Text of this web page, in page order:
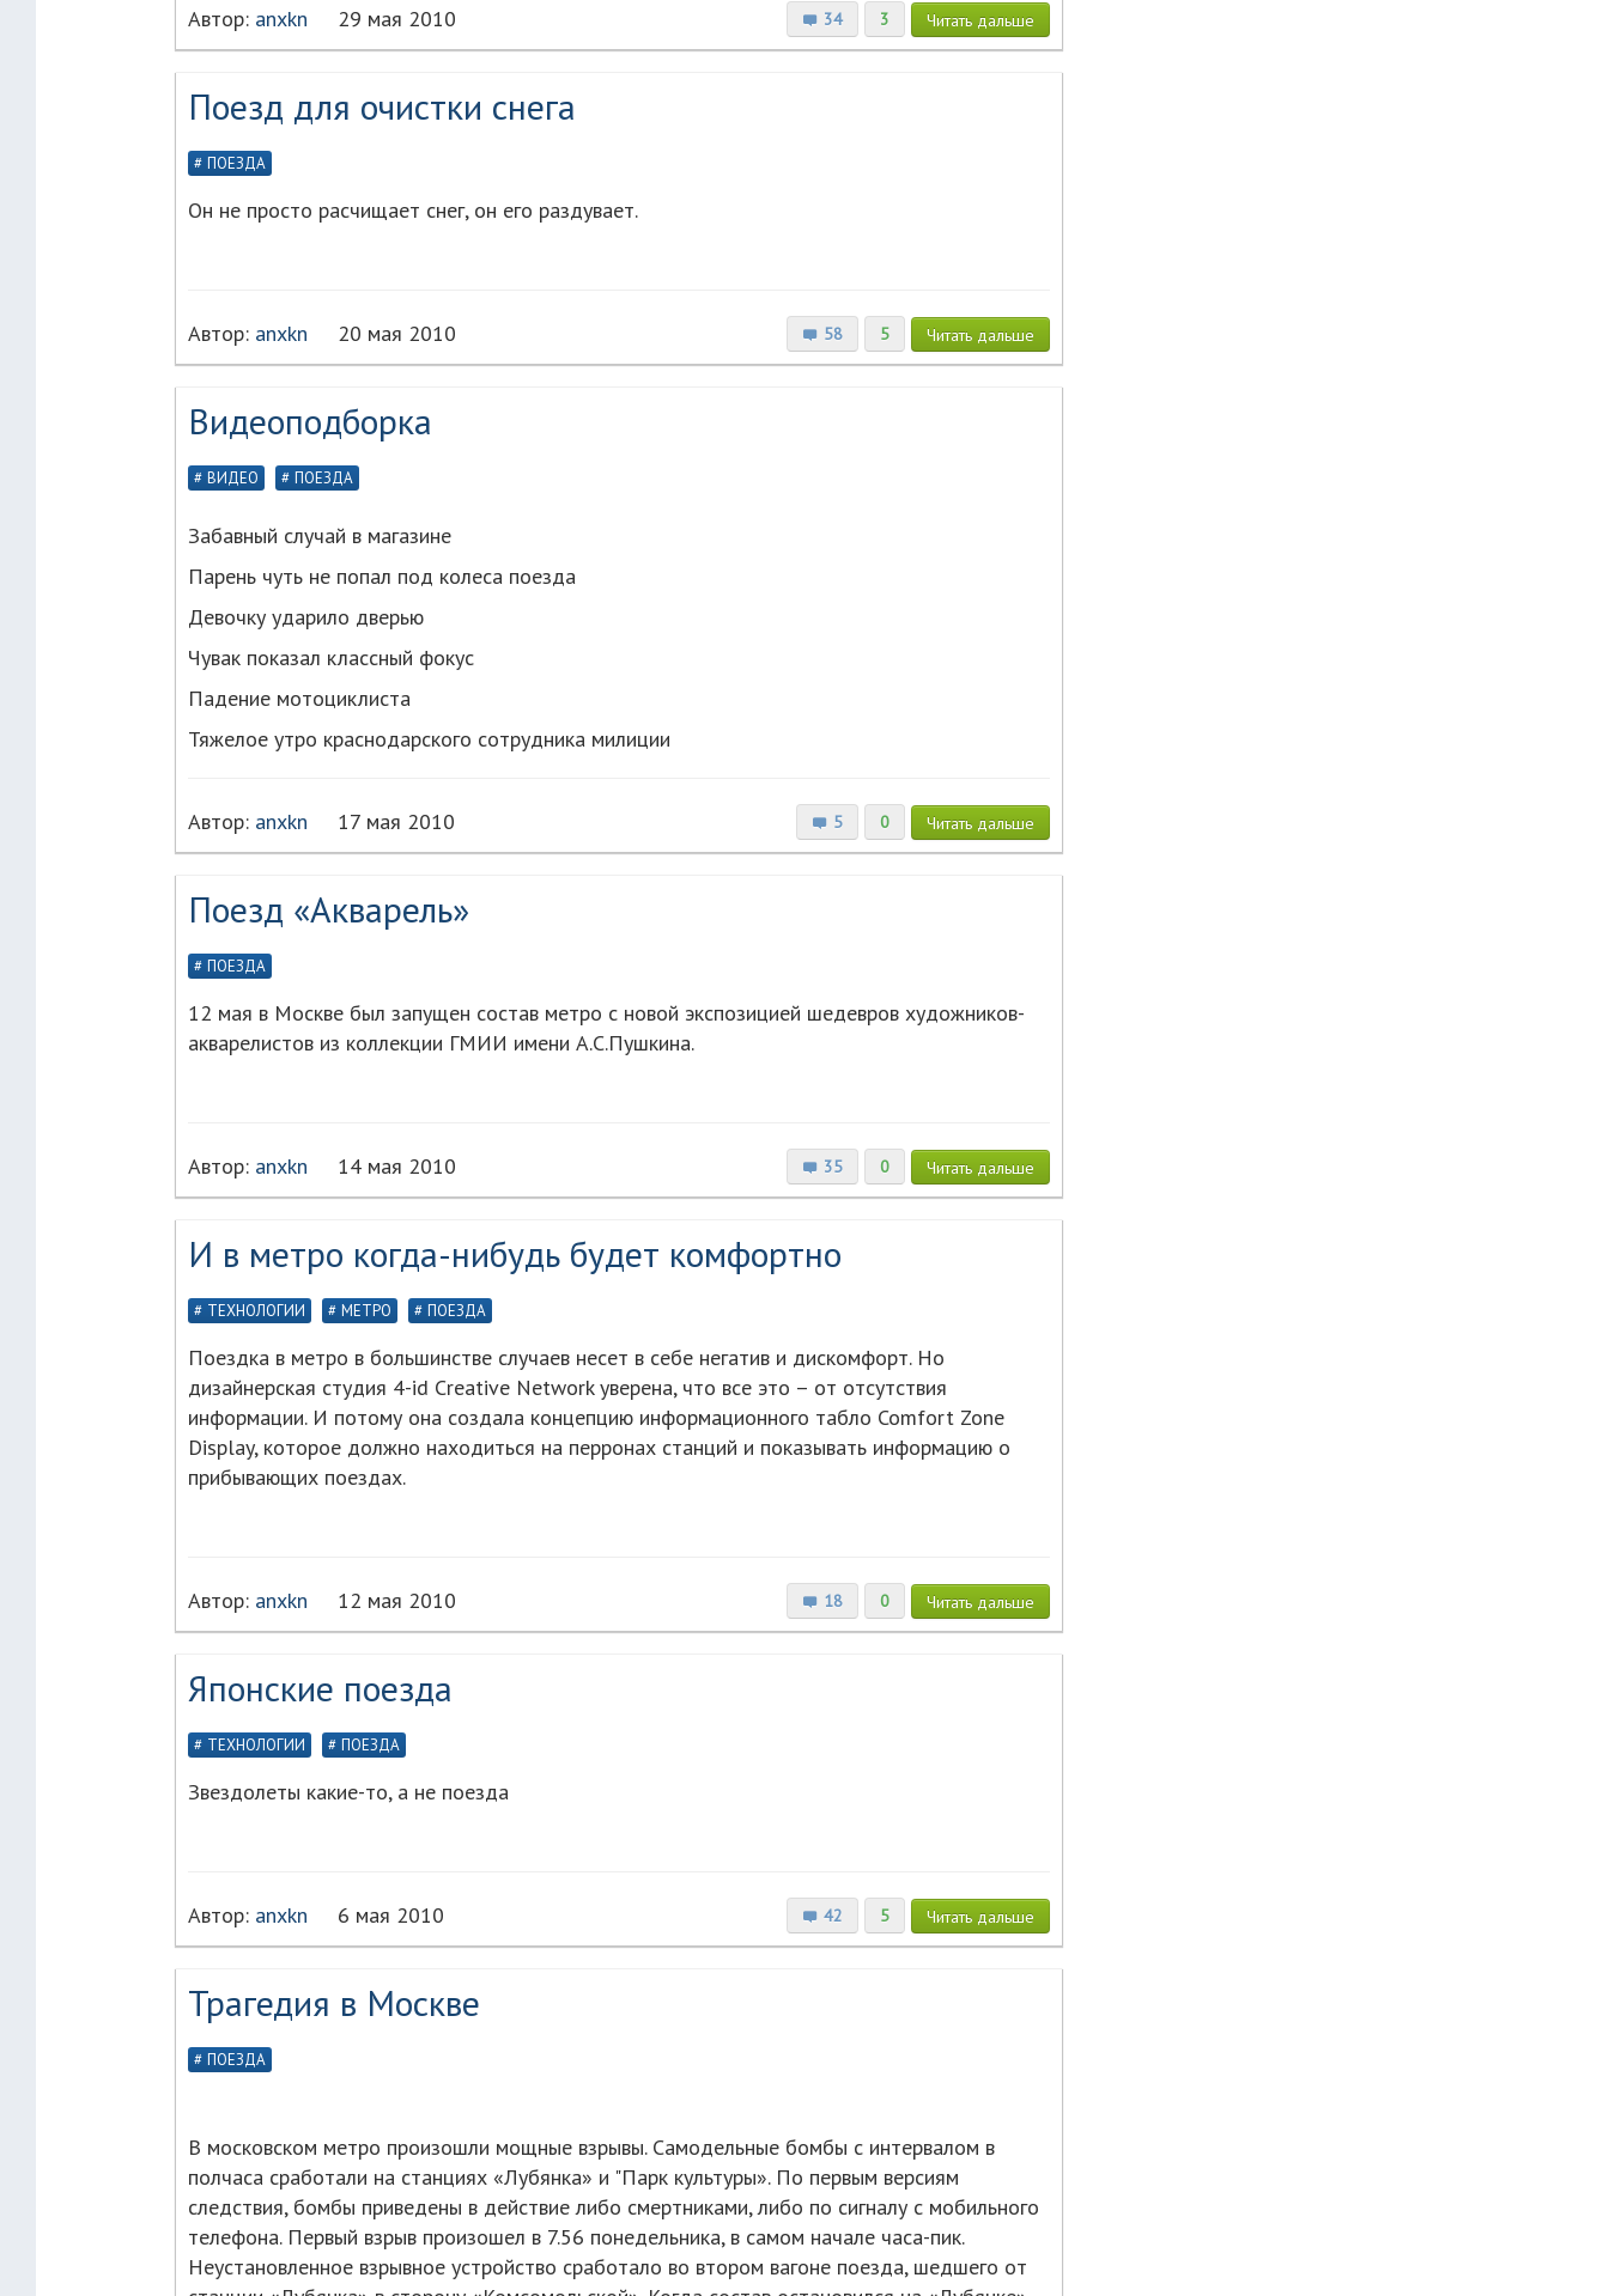
34 3 Читать дальше
Автор: anxkn 29 мая 2010
Поезд для очистки снега
ПОЕЗДА
Он не просто расчищает снег, он его раздувает.
58 5 Читать дальше
Автор: anxkn 20 мая 2010
Видеоподборка
ВИДЕО ПОЕЗДА
Забавный случай в магазине
Парень чуть не попал под колеса поезда
Девочку ударило дверью
Чувак показал классный фокус
Падение мотоциклиста
Тяжелое утро краснодарского сотрудника милиции
5 0 Читать дальше
Автор: anxkn 17 мая 2010
Поезд «Акварель»
ПОЕЗДА
12 мая в Москве был запущен состав метро с новой экспозицией шедевров художников-
акварелистов из коллекции ГМИИ имени А.С.Пушкина.
35 0 Читать дальше
Автор: anxkn 14 мая 2010
И в метро когда-нибудь будет комфортно
ТЕХНОЛОГИИ МЕТРО ПОЕЗДА
Поездка в метро в большинстве случаев несет в себе негатив и дискомфорт. Но
дизайнерская студия 4-id Creative Network уверена, что все это – от отсутствия
информации. И потому она создала концепцию информационного табло Comfort Zone
Display, которое должно находиться на перронах станций и показывать информацию о
прибывающих поездах.
18 0 Читать дальше
Автор: anxkn 12 мая 2010
Японские поезда
ТЕХНОЛОГИИ ПОЕЗДА
Звездолеты какие-то, а не поезда
42 5 Читать дальше
Автор: anxkn 6 мая 2010
Трагедия в Москве
ПОЕЗДА
В московском метро произошли мощные взрывы. Самодельные бомбы с интервалом в
полчаса сработали на станциях «Лубянка» и "Парк культуры». По первым версиям
следствия, бомбы приведены в действие либо смертниками, либо по сигналу с мобильного
телефона. Первый взрыв произошел в 7.56 понедельника, в самом начале часа-пик.
Неустановленное взрывное устройство сработало во втором вагоне поезда, шедшего от